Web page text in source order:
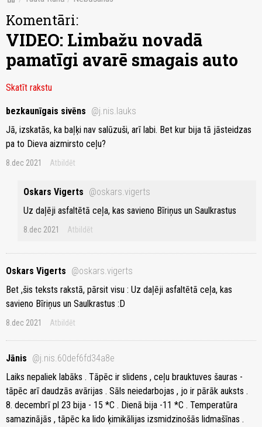
Komentāri:
VIDEO: Limbažu novadā
pamatīgi avarē smagais auto
Skatīt rakstu
bezkaunīgais sivēns @j.nis.lauks
Jā, izskatās, ka baļķi nav salūzuši, arī labi. Bet kur bija tā jāsteidzas
pa to Dieva aizmirsto ceļu?
8.dec 2021 Atbildēt
Oskars Vigerts @oskars.vigerts
Uz daļēji asfaltētā ceļa, kas savieno Bīriņus un Saulkrastus
8.dec 2021 Atbildēt
Oskars Vigerts @oskars.vigerts
Bet ,šis teksts rakstā, pārsit visu : Uz daļēji asfaltētā ceļa, kas
savieno Bīriņus un Saulkrastus :D
8.dec 2021 Atbildēt
Jānis @j.nis.60def6fd34a8e
Laiks nepaliek labāks . Tāpēc ir slidens , ceļu brauktuves šauras -
tāpēc arī daudzās avārijas . Sāls neiedarbojas , jo ir pārāk auksts .
8. decembrī pl 23 bija - 15 *C . Dienā bija -11 *C . Temperatūra
samazinājās , tāpēc ka lido ķimikālijas izsmidzinošās lidmašīnas .